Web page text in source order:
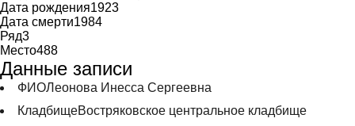
Дата рождения1923
Дата смерти1984
Ряд3
Место488
Данные записи
ФИОЛеонова Инесса Сергеевна
КладбищеВостряковское центральное кладбище